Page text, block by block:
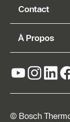
Contact
À Propos
© Bosch